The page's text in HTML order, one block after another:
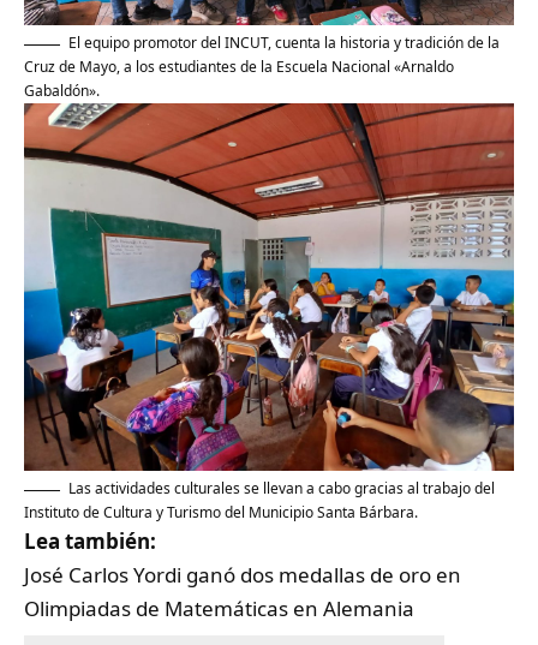
El equipo promotor del INCUT, cuenta la historia y tradición de la
Cruz de Mayo, a los estudiantes de la Escuela Nacional «Arnaldo
Gabaldón».
Las actividades culturales se llevan a cabo gracias al trabajo del
Instituto de Cultura y Turismo del Municipio Santa Bárbara.
Lea también:
José Carlos Yordi ganó dos medallas de oro en
Olimpiadas de Matemáticas en Alemania